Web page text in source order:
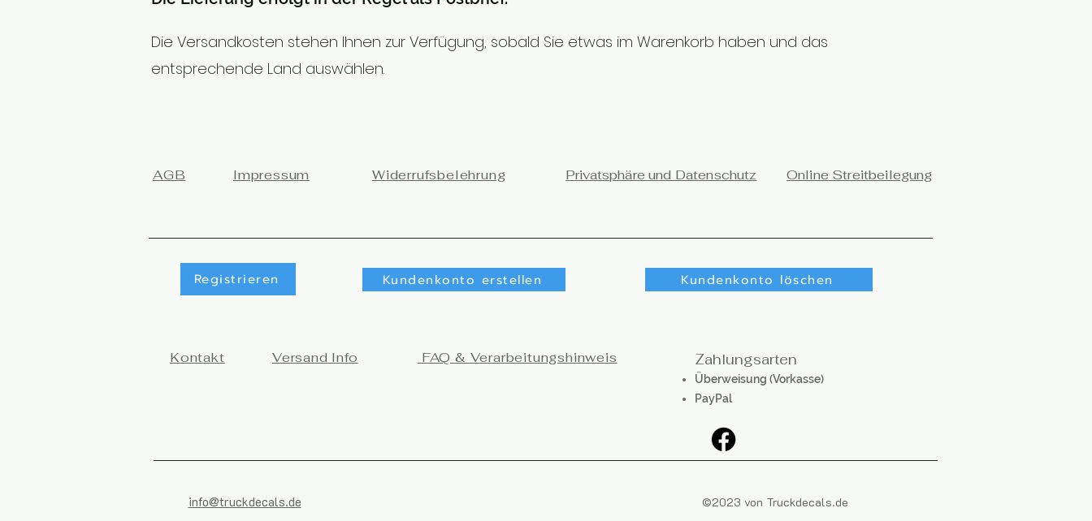
Die Versandkosten stehen Ihnen zur Verfügung, sobald Sie etwas im Warenkorb haben und das
entsprechende Land auswählen.
AGB Impressum Widerrufsbelehrung Privatsphäre und Datenschutz Online Streitbeilegung
Registrieren Kundenkonto erstellen
Versand Info
Kontakt FAQ & Verarbeitungshinweis
Kundenkonto löschen
Zahlungsarten
Überweisung (Vorkasse)
PayPal
info@truckdecals.de ©2023 von Truckdecals.de